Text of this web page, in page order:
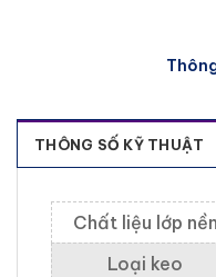
THÔNG SỐ KỸ THUẬT
Chất liệu lớp nền
Loại keo